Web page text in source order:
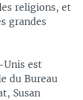
religions, et
grandes
est
du Bureau
Susan